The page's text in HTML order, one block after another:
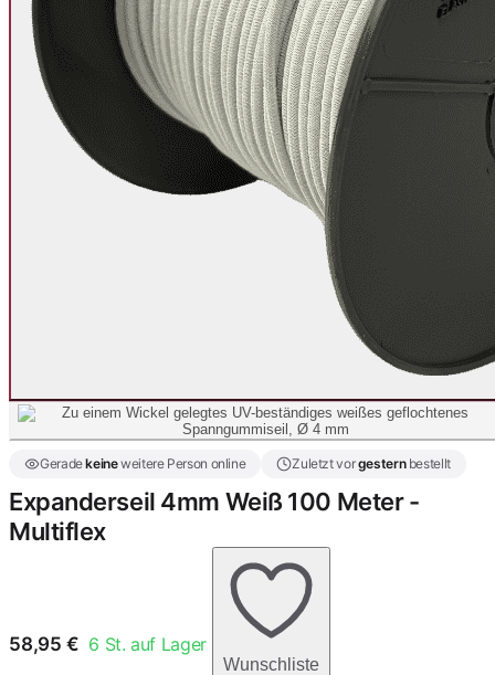
Geradekeineweitere Person online Zuletzt vorgesternbestellt
Expanderseil 4mm Weiß 100 Meter -
Multiflex
58,95 € 6 St. auf Lager
Wunschliste